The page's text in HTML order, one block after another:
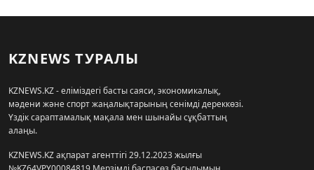
KZNEWS ТУРАЛЫ
KZNEWS.KZ - еліміздегі басты саяси, экономикалық,
мәдени және спорт жаңалықтарының сенімді дереккөзі.
Үздік сараптамалық мақала мен шынайы сұқбаттың
алаңы.
KZNEWS.KZ ақпарат агенттігі 29.12.2023 жылғы